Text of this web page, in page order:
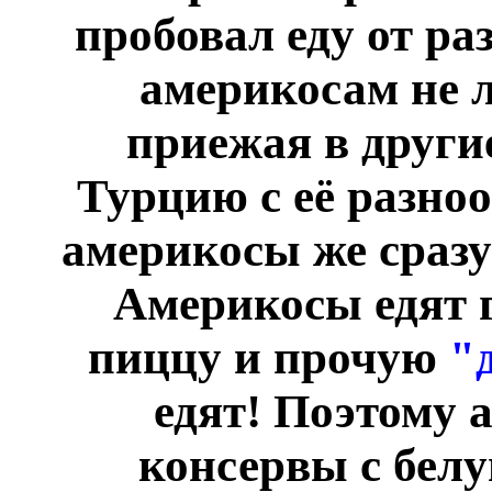
пробовал еду от
америкосам не
приежая в
Турцию с её
америкосы же
Америкосы едят
пиццу и прочую
едят! Поэтому
консервы с